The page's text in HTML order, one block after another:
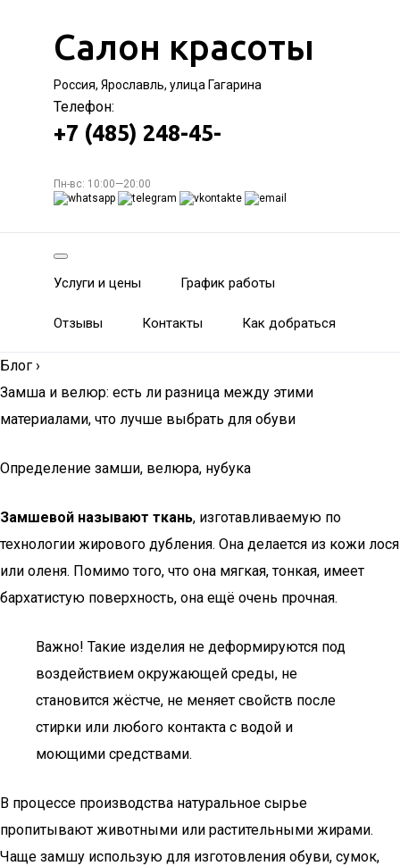
Салон красоты
Россия, Ярославль, улица Гагарина
Телефон:
+7 (485) 248-45-
Пн-вс: 10:00—20:00
Услуги и цены График работы
Отзывы Контакты Как добраться
Блог ›
Замша и велюр: есть ли разница между этими
материалами, что лучше выбрать для обуви
Определение замши, велюра, нубука
Замшевой называют ткань, изготавливаемую по
технологии жирового дубления. Она делается из кожи лося
или оленя. Помимо того, что она мягкая, тонкая, имеет
бархатистую поверхность, она ещё очень прочная.
Важно! Такие изделия не деформируются под
воздействием окружающей среды, не
становится жёстче, не меняет свойств после
стирки или любого контакта с водой и
моющими средствами.
В процессе производства натуральное сырье
пропитывают животными или растительными жирами.
Чаще замшу использую для изготовления обуви, сумок,